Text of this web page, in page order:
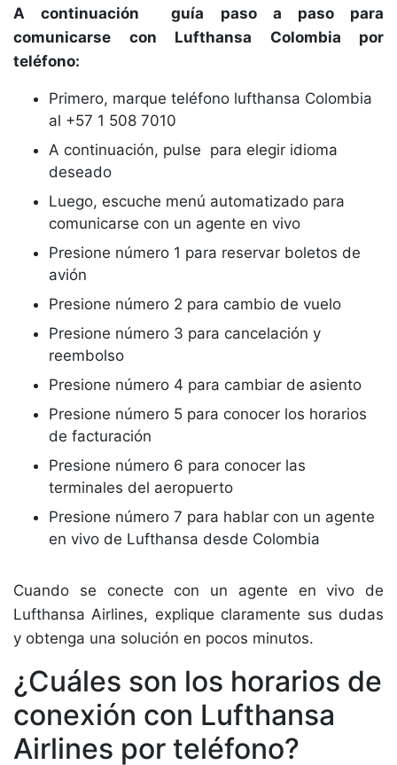
A continuación guía paso a paso para
comunicarse con Lufthansa Colombia por
teléfono:
Primero, marque teléfono lufthansa Colombia
al +57 1 508 7010
A continuación, pulse para elegir idioma
deseado
Luego, escuche menú automatizado para
comunicarse con un agente en vivo
Presione número 1 para reservar boletos de
avión
Presione número 2 para cambio de vuelo
Presione número 3 para cancelación y
reembolso
Presione número 4 para cambiar de asiento
Presione número 5 para conocer los horarios
de facturación
Presione número 6 para conocer las
terminales del aeropuerto
Presione número 7 para hablar con un agente
en vivo de Lufthansa desde Colombia
Cuando se conecte con un agente en vivo de
Lufthansa Airlines, explique claramente sus dudas
y obtenga una solución en pocos minutos.
¿Cuáles son los horarios de
conexión con Lufthansa
Airlines por teléfono?